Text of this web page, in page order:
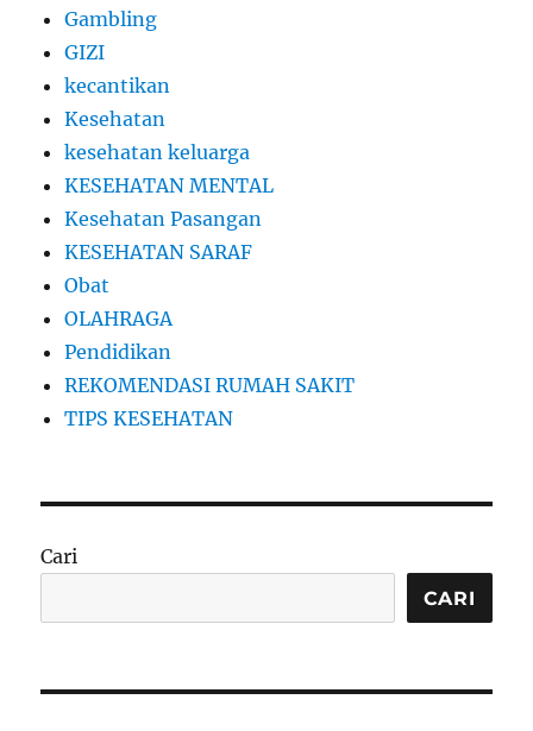
Gambling
GIZI
kecantikan
Kesehatan
kesehatan keluarga
KESEHATAN MENTAL
Kesehatan Pasangan
KESEHATAN SARAF
Obat
OLAHRAGA
Pendidikan
REKOMENDASI RUMAH SAKIT
TIPS KESEHATAN
Cari
CARI